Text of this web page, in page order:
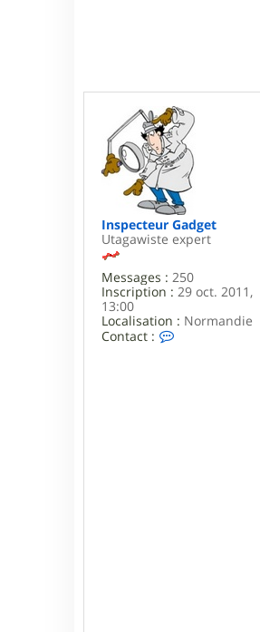
Inspecteur Gadget
Utagawiste expert
Messages : 250
Inscription : 29 oct. 2011,
13:00
Localisation : Normandie
Contact :